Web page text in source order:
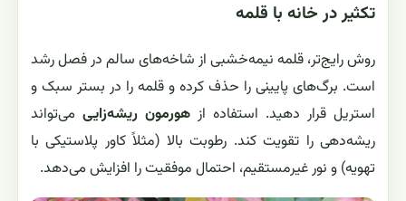
تکثیر در خانه با قلمه
روش رایج‌تر، قلمه نیمه‌خشبی از شاخه‌های سالم در فصل رشد
است. برگ‌های پایینی را حذف کرده و قلمه را در بستر سبک و
استریل قرار دهید. استفاده از هورمون ریشه‌زایی می‌تواند
ریشه‌دهی را تقویت کند. رطوبت بالا (مثلاً کاور پلاستیکی با
تهویه) و نور غیرمستقیم، احتمال موفقیت را افزایش می‌دهد.